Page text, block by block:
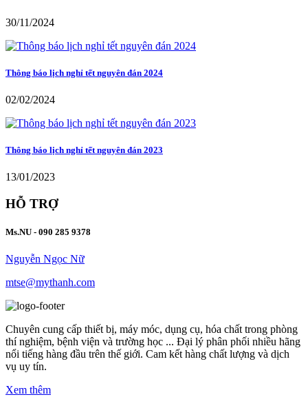
30/11/2024
Thông báo lịch nghỉ tết nguyên đán 2024
02/02/2024
Thông báo lịch nghỉ tết nguyên đán 2023
13/01/2023
HỖ TRỢ
Ms.NU - 090 285 9378
Nguyễn Ngọc Nữ
mtse@mythanh.com
Chuyên cung cấp thiết bị, máy móc, dụng cụ, hóa chất trong phòng
thí nghiệm, bệnh viện và trường học ... Đại lý phân phối nhiều hãng
nổi tiếng hàng đầu trên thế giới. Cam kết hàng chất lượng và dịch
vụ uy tín.
Xem thêm